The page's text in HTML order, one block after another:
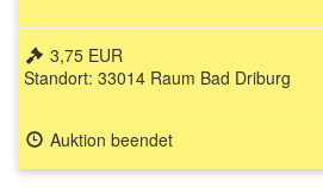
3,75 EUR
Standort: 33014 Raum Bad Driburg
Auktion beendet